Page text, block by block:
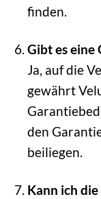
finden.
Gibt es eine
Ja, auf die
gewährt
den
beiliegen.
Kann ich